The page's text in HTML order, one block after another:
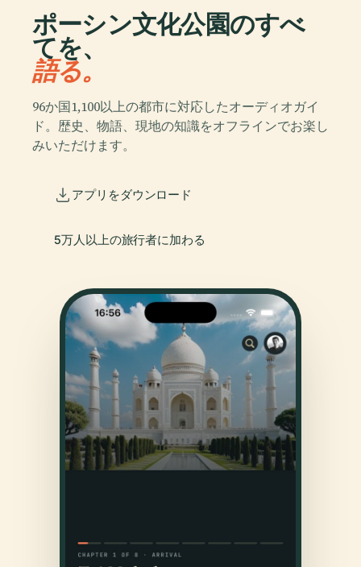
ポーシン文化公園のすべ
てを、
語る。
96か国1,100以上の都市に対応したオーディオガイ
ド。歴史、物語、現地の知識をオフラインでお楽し
みいただけます。
アプリをダウンロード
5万人以上の旅行者に加わる